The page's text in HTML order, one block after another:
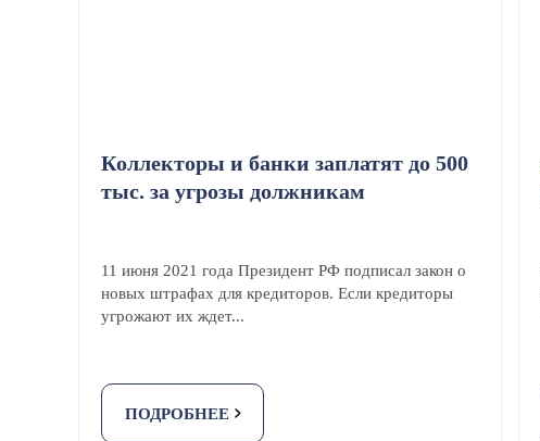
Коллекторы и банки заплатят до 500
тыс. за угрозы должникам
11 июня 2021 года Президент РФ подписал закон о
новых штрафах для кредиторов. Если кредиторы
угрожают их ждет...
ПОДРОБНЕЕ